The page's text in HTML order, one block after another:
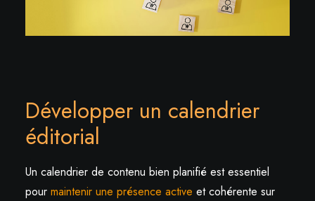
Développer un calendrier
éditorial
Un calendrier de contenu bien planifié est essentiel
pour maintenir une présence active et cohérente sur